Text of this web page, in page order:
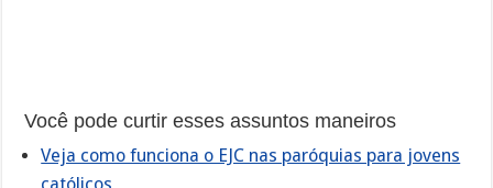
Você pode curtir esses assuntos maneiros
Veja como funciona o EJC nas paróquias para jovens